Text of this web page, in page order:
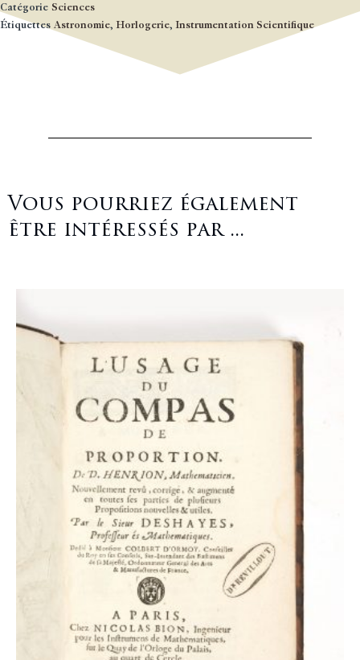
Catégorie Sciences
Étiquettes Astronomie, Horlogerie, Instrumentation Scientifique
Vous pourriez également
être intéressés par ...